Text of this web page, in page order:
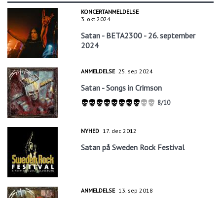
KONCERTANMELDELSE
3. okt 2024
Satan - BETA2300 - 26. september
2024
ANMELDELSE 25. sep 2024
Satan - Songs in Crimson
8/10
NYHED 17. dec 2012
Satan på Sweden Rock Festival
ANMELDELSE 13. sep 2018